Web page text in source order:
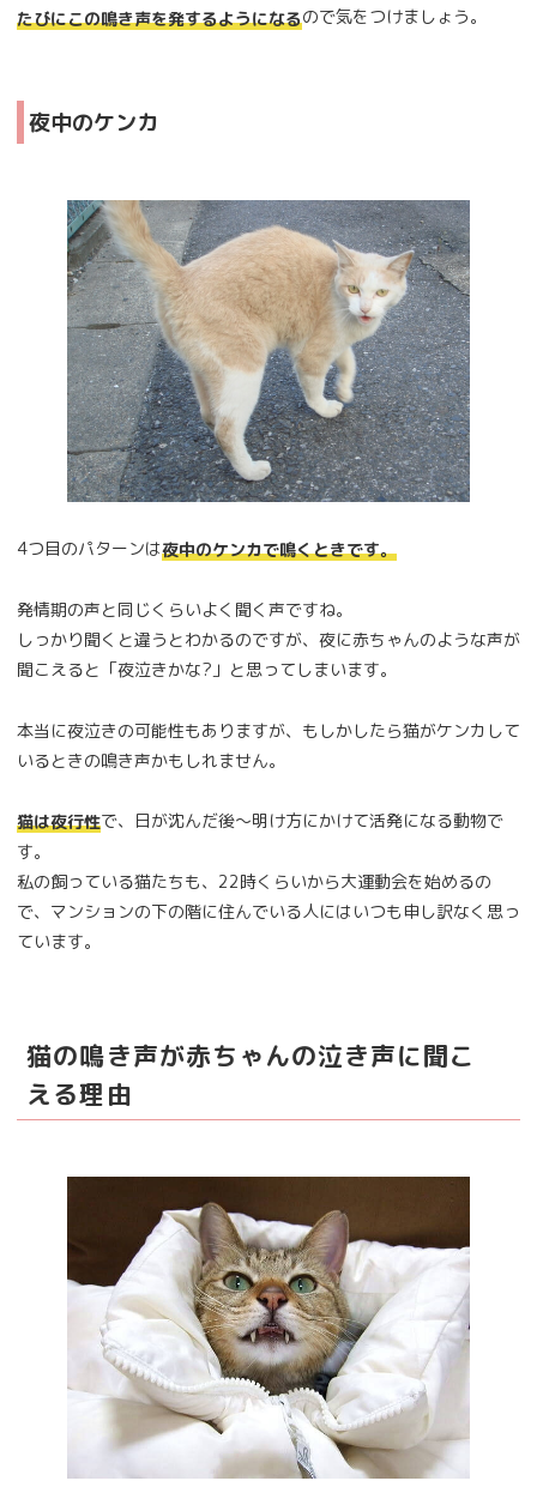
たびにこの鳴き声を発するようになるので気をつけましょう。
夜中のケンカ
4つ目のパターンは夜中のケンカで鳴くときです。
発情期の声と同じくらいよく聞く声ですね。
しっかり聞くと違うとわかるのですが、夜に赤ちゃんのような声が
聞こえると「夜泣きかな?」と思ってしまいます。
本当に夜泣きの可能性もありますが、もしかしたら猫がケンカして
いるときの鳴き声かもしれません。
猫は夜行性で、日が沈んだ後～明け方にかけて活発になる動物で
す。
私の飼っている猫たちも、22時くらいから大運動会を始めるの
で、マンションの下の階に住んでいる人にはいつも申し訳なく思っ
ています。
猫の鳴き声が赤ちゃんの泣き声に聞こ
える理由